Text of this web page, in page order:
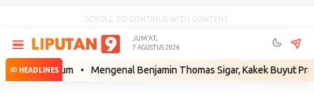
SCROLL TO CONTINUE WITH CONTENT
JUM'AT,
7 AGUSTUS 2026
HEADLINES
Hukum • Mengenal Benjamin Thomas Sigar, Kakek Buyut Prabowo